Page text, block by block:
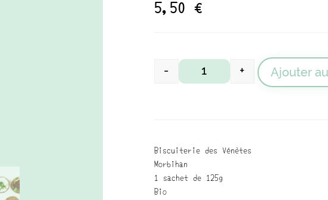
5,50 €
quantité de Toasts blé noir
- + Ajouter
Biscuiterie des Vénètes
Morbihan
1 sachet de 125g
Bio